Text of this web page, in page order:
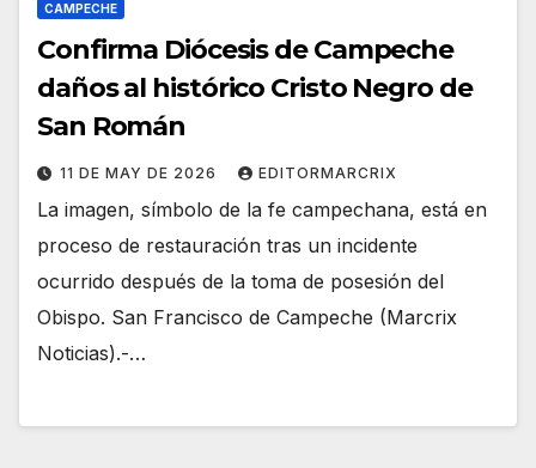
CAMPECHE
Confirma Diócesis de Campeche
daños al histórico Cristo Negro de
San Román
11 DE MAY DE 2026 EDITORMARCRIX
La imagen, símbolo de la fe campechana, está en
proceso de restauración tras un incidente
ocurrido después de la toma de posesión del
Obispo. San Francisco de Campeche (Marcrix
Noticias).-…